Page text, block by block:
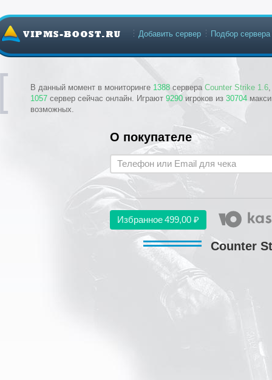
В данный момент в мониторинге 1388 сервера Counter Strike 1.6
1057 сервер сейчас онлайн. Играют 9290 игроков из 30704
возможных.
Добавить сервер Подбор сервера
О покупателе
Избранное499,00 ₽
Counter